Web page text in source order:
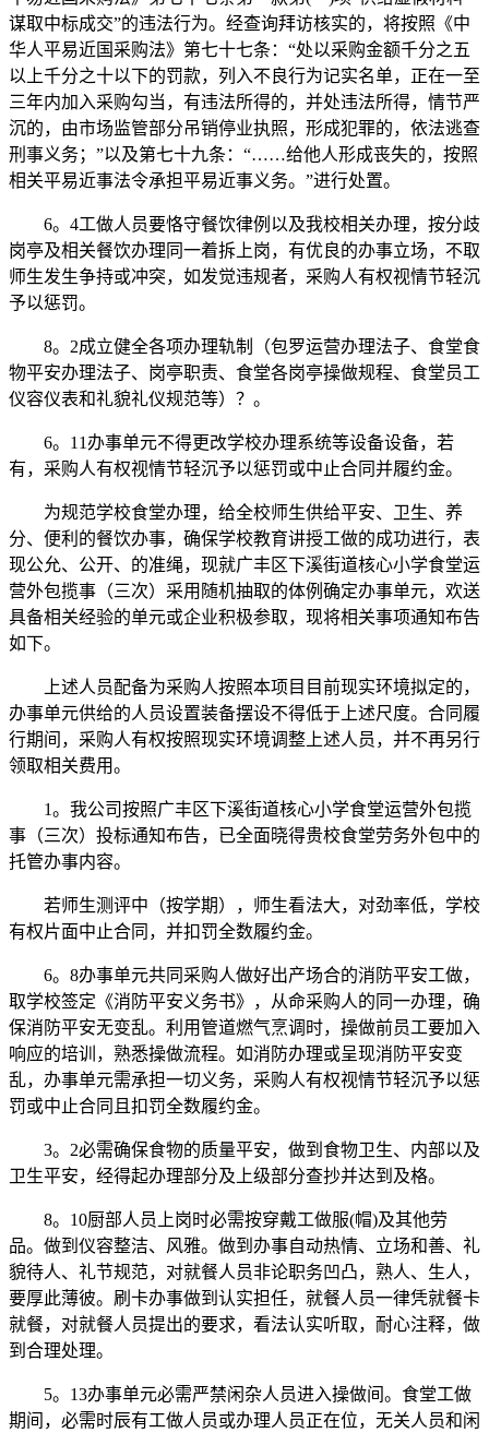
谋取中标成交”的违法行为。经查询拜访核实的，将按照《中
华人平易近国采购法》第七十七条：“处以采购金额千分之五
以上千分之十以下的罚款，列入不良行为记实名单，正在一至
三年内加入采购勾当，有违法所得的，并处违法所得，情节严
沉的，由市场监管部分吊销停业执照，形成犯罪的，依法逃查
刑事义务；”以及第七十九条：“……给他人形成丧失的，按照
相关平易近事法令承担平易近事义务。”进行处置。
6。4工做人员要恪守餐饮律例以及我校相关办理，按分歧
岗亭及相关餐饮办理同一着拆上岗，有优良的办事立场，不取
师生发生争持或冲突，如发觉违规者，采购人有权视情节轻沉
予以惩罚。
8。2成立健全各项办理轨制（包罗运营办理法子、食堂食
物平安办理法子、岗亭职责、食堂各岗亭操做规程、食堂员工
仪容仪表和礼貌礼仪规范等）？。
6。11办事单元不得更改学校办理系统等设备设备，若
有，采购人有权视情节轻沉予以惩罚或中止合同并履约金。
为规范学校食堂办理，给全校师生供给平安、卫生、养
分、便利的餐饮办事，确保学校教育讲授工做的成功进行，表
现公允、公开、的准绳，现就广丰区下溪街道核心小学食堂运
营外包揽事（三次）采用随机抽取的体例确定办事单元，欢送
具备相关经验的单元或企业积极参取，现将相关事项通知布告
如下。
上述人员配备为采购人按照本项目目前现实环境拟定的，
办事单元供给的人员设置装备摆设不得低于上述尺度。合同履
行期间，采购人有权按照现实环境调整上述人员，并不再另行
领取相关费用。
1。我公司按照广丰区下溪街道核心小学食堂运营外包揽
事（三次）投标通知布告，已全面晓得贵校食堂劳务外包中的
托管办事内容。
若师生测评中（按学期），师生看法大，对劲率低，学校
有权片面中止合同，并扣罚全数履约金。
6。8办事单元共同采购人做好出产场合的消防平安工做，
取学校签定《消防平安义务书》，从命采购人的同一办理，确
保消防平安无变乱。利用管道燃气烹调时，操做前员工要加入
响应的培训，熟悉操做流程。如消防办理或呈现消防平安变
乱，办事单元需承担一切义务，采购人有权视情节轻沉予以惩
罚或中止合同且扣罚全数履约金。
3。2必需确保食物的质量平安，做到食物卫生、内部以及
卫生平安，经得起办理部分及上级部分查抄并达到及格。
8。10厨部人员上岗时必需按穿戴工做服(帽)及其他劳
品。做到仪容整洁、风雅。做到办事自动热情、立场和善、礼
貌待人、礼节规范，对就餐人员非论职务凹凸，熟人、生人，
要厚此薄彼。刷卡办事做到认实担任，就餐人员一律凭就餐卡
就餐，对就餐人员提出的要求，看法认实听取，耐心注释，做
到合理处理。
5。13办事单元必需严禁闲杂人员进入操做间。食堂工做
期间，必需时辰有工做人员或办理人员正在位，无关人员和闲